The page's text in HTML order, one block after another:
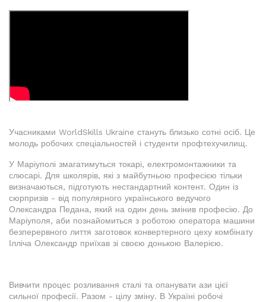
Учасниками WorldSkills Ukraine стануть близько сотні осіб. Це
молодь робочих спеціальностей і студенти профтехучилищ.
У Маріуполі змагатимуться токарі, електромонтажники та
слюсарі. Для школярів, які з майбутньою професією тільки
визначаються, підготують нестандартний контент. Один із
сюрпризів - від популярного українського ведучого
Олександра Педана, який на один день змінив професію. До
Маріуполя, аби познайомиться з роботою оператора машини
безперервного лиття заготовок конвертерного цеху комбінату
Ілліча Олександр приїхав зі своєю донькою Валерією.
Вивчити процес розливання сталі та опанувати ази цієї
сильної професії. Разом - цілу зміну. В Україні робочі